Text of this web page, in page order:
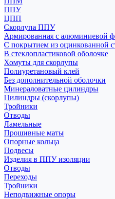
ППУ
ЦПП
Скорлупа ППУ
Армированная с алюминиевой
С покрытием из оцинкованной
В стеклопластиковой оболочке
Хомуты для скорлупы
Полиуретановый клей
Без дополнительной оболочки
Минераловатные цилиндры
Цилиндры (скорлупы)
Тройники
Отводы
Ламельные
Прошивные маты
Опорные кольца
Подвесы
Изделия в ППУ изоляции
Отводы
Переходы
Тройники
Неподвижные опоры